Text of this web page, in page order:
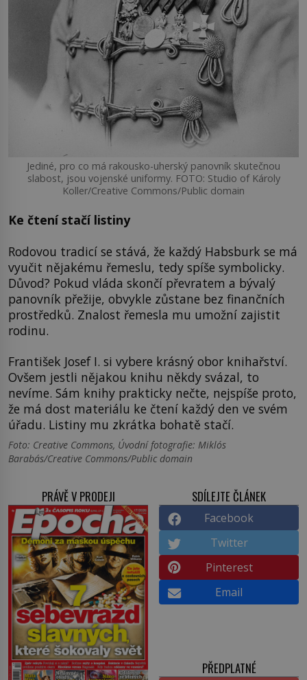
Jediné, pro co má rakousko-uherský panovník skutečnou
slabost, jsou vojenské uniformy. FOTO: Studio of Károly
Koller/Creative Commons/Public domain
Ke čtení stačí listiny
Rodovou tradicí se stává, že každý Habsburk se má
vyučit nějakému řemeslu, tedy spíše symbolicky.
Důvod? Pokud vláda skončí převratem a bývalý
panovník přežije, obvykle zůstane bez finančních
prostředků. Znalost řemesla mu umožní zajistit
rodinu.
František Josef I. si vybere krásný obor knihařství.
Ovšem jestli nějakou knihu někdy svázal, to
nevíme. Sám knihy prakticky nečte, nejspíše proto,
že má dost materiálu ke čtení každý den ve svém
úřadu. Listiny mu zkrátka bohatě stačí.
Foto: Creative Commons, Úvodní fotografie: Miklós
Barabás/Creative Commons/Public domain
PRÁVĚ V PRODEJI SDÍLEJTE ČLÁNEK
Facebook
Twitter
Pinterest
Email
PŘEDPLATNÉ